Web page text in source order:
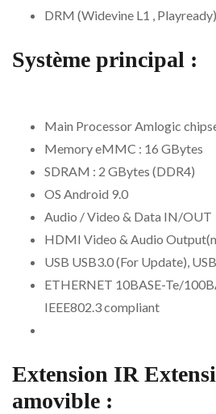
DRM (Widevine L1 , Playready)
Système principal :
Main Processor Amlogic
Memory eMMC : 16 GBytes
SDRAM : 2 GBytes (DDR4)
OS Android 9.0
Audio / Video & Data IN/OUT
HDMI Video & Audio
USB USB3.0 (For Update),
ETHERNET 10BASE-Te/
IEEE802.3 compliant
Extension IR
amovible :